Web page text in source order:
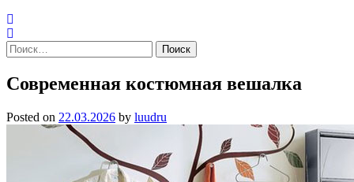
Найти:
Современная костюмная вешалка
Posted on 22.03.2026 by luudru